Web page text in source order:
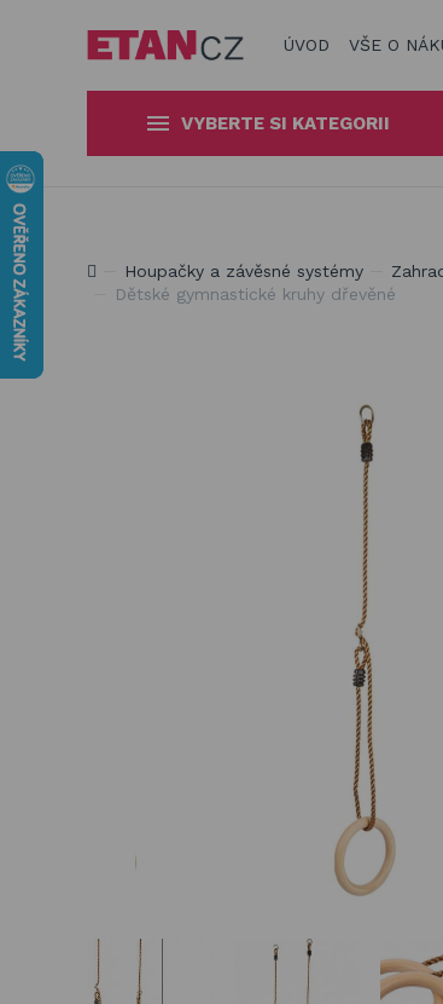
ÚVOD VŠE O
VYBERTE SI KATEGORII
na zahradní nábytek
Houpačky a závěsné systémy
Venkovní hry a hračky pro děti
Gumové podlahy (dlaždice)
Jsme experti na zastínění a venkovní
Houpačky a závěsné systémy
Dětské gymnastické kruhy dřevěné